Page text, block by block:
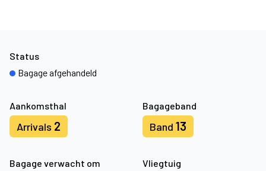
Aankomsthal
Arrivals 2
Bagageband
Band 13
Bagage verwacht om
Vliegtuig
Status
Bagage afgehandeld